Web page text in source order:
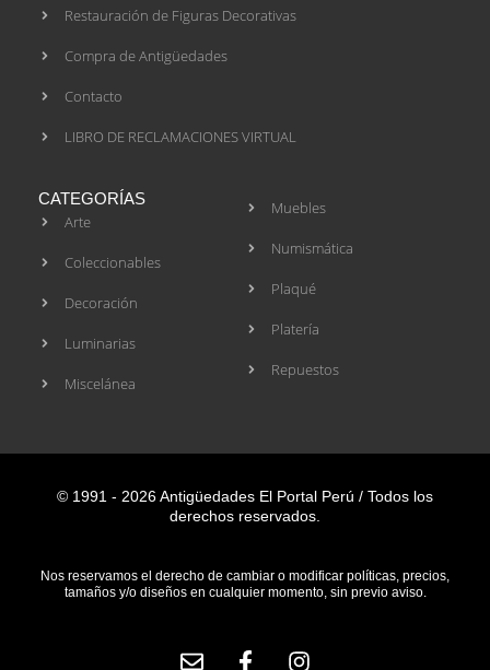
Restauración de Figuras Decorativas
Compra de Antigüedades
Contacto
LIBRO DE RECLAMACIONES VIRTUAL
CATEGORÍAS
Arte
Coleccionables
Decoración
Luminarias
Miscelánea
Muebles
Numismática
Plaqué
Platería
Repuestos
© 1991 - 2026 Antigüedades El Portal Perú / Todos los
derechos reservados.
Nos reservamos el derecho de cambiar o modificar políticas, precios,
tamaños y/o diseños en cualquier momento, sin previo aviso.